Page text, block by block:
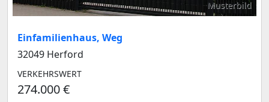
Musterbild
Einfamilienhaus, Weg
32049 Herford
VERKEHRSWERT
274.000 €